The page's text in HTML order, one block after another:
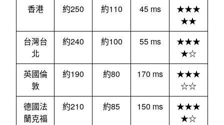
香港
約250 約110 45 ms
★★★
★★
台灣台
北
約240 約100 55 ms
★★★
★☆
英國倫
敦
約190 約80 170 ms
★★★
☆☆
德國法
蘭克福
約210 約85 150 ms
★★★
★☆